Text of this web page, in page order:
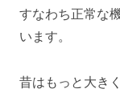
すなわち正常な
います。
昔はもっと大き